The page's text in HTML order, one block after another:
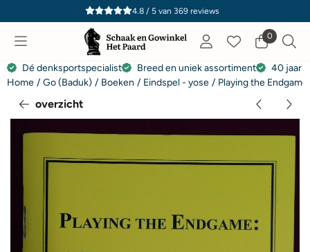
Cookievoorkeuren zijn momenteel gesloten.
4.8 / 5van 369reviews
0
Dé denksportspecialist Breed en uniek assortiment
40 jaar
Home / Go (Baduk) / Boeken / Eindspel - yose / Playing the
overzicht